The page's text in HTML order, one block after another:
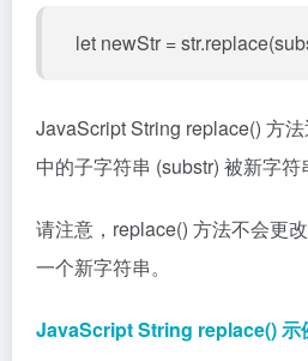
let newStr =
JavaScript String replace() 方
中的子字符串 (substr) 被新字符
请注意，replace() 方法不会更
一个新字符串。
JavaScript String replace() 示